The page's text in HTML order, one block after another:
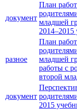
документ
План
младшей
2014–2015
разное
План
младшей
работы с
второй
документ
2015